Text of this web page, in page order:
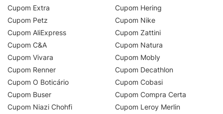
Cupom Extra
Cupom Petz
Cupom AliExpress
Cupom C&A
Cupom Vivara
Cupom Renner
Cupom O Boticário
Cupom Buser
Cupom Niazi Chohfi
Cupom Hering
Cupom Nike
Cupom Zattini
Cupom Natura
Cupom Mobly
Cupom Decathlon
Cupom Cobasi
Cupom Compra Certa
Cupom Leroy Merlin